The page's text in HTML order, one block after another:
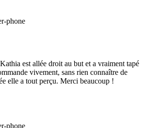
est allée droit au but et a vraiment tapé
vivement, sans rien connaître de
elle a tout perçu. Merci beaucoup !